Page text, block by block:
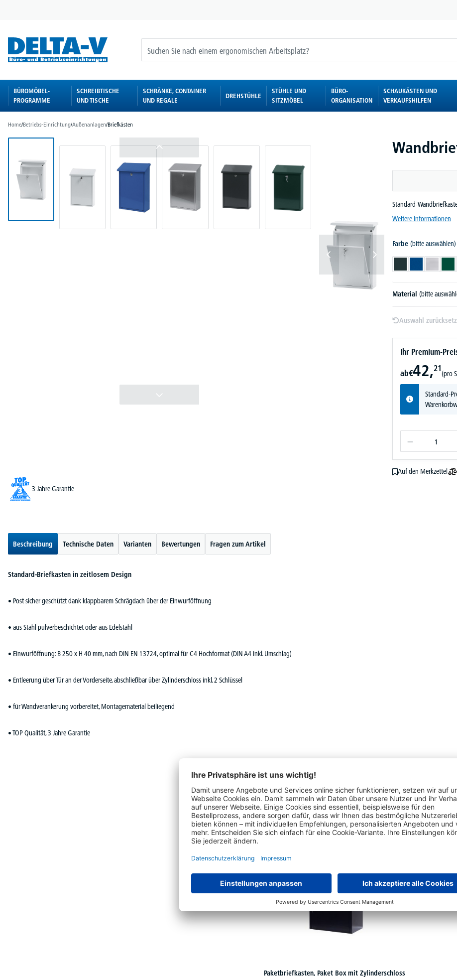
BÜROMÖBEL-
PROGRAMME
SCHREIBTISCHE
UND TISCHE
SCHRÄNKE, CONTAINER
UND REGALE
DREHSTÜHLE
STÜHLE UND
SITZMÖBEL
BÜRO-
ORGANISATION
SCHAUKÄSTEN UND
VERKAUFSHILFEN
Home/Betriebs-Einrichtung/Außenanlagen/Briefkästen
Standard-
Weitere Informationen
Farbe (bitte auswählen)
Material (bitte
Auswahl
Ihr Premium-
ab€42,21
(pro
Standard-
Auf den Merkzettel
3 Jahre Garantie
Beschreibung Technische Daten Varianten Bewertungen Fragen zum Artikel
Standard-Briefkasten in zeitlosem Design
• Post sicher geschützt dank klappbarem Schrägdach über der Einwurföffnung
• aus Stahl pulverbeschichtet oder aus Edelstahl
• Einwurföffnung: B 250 x H 40 mm, nach DIN EN 13724, optimal für C4 Hochformat (DIN A4 inkl. Umschlag)
• Entleerung über Tür an der Vorderseite, abschließbar über Zylinderschloss inkl. 2 Schlüssel
• für Wandverankerung vorbereitet, Montagematerial beiliegend
• TOP Qualität, 3 Jahre Garantie
Das hat auch andere Kunden interessiert
Paketbriefkasten, Paket Box mit Zylinderschloss